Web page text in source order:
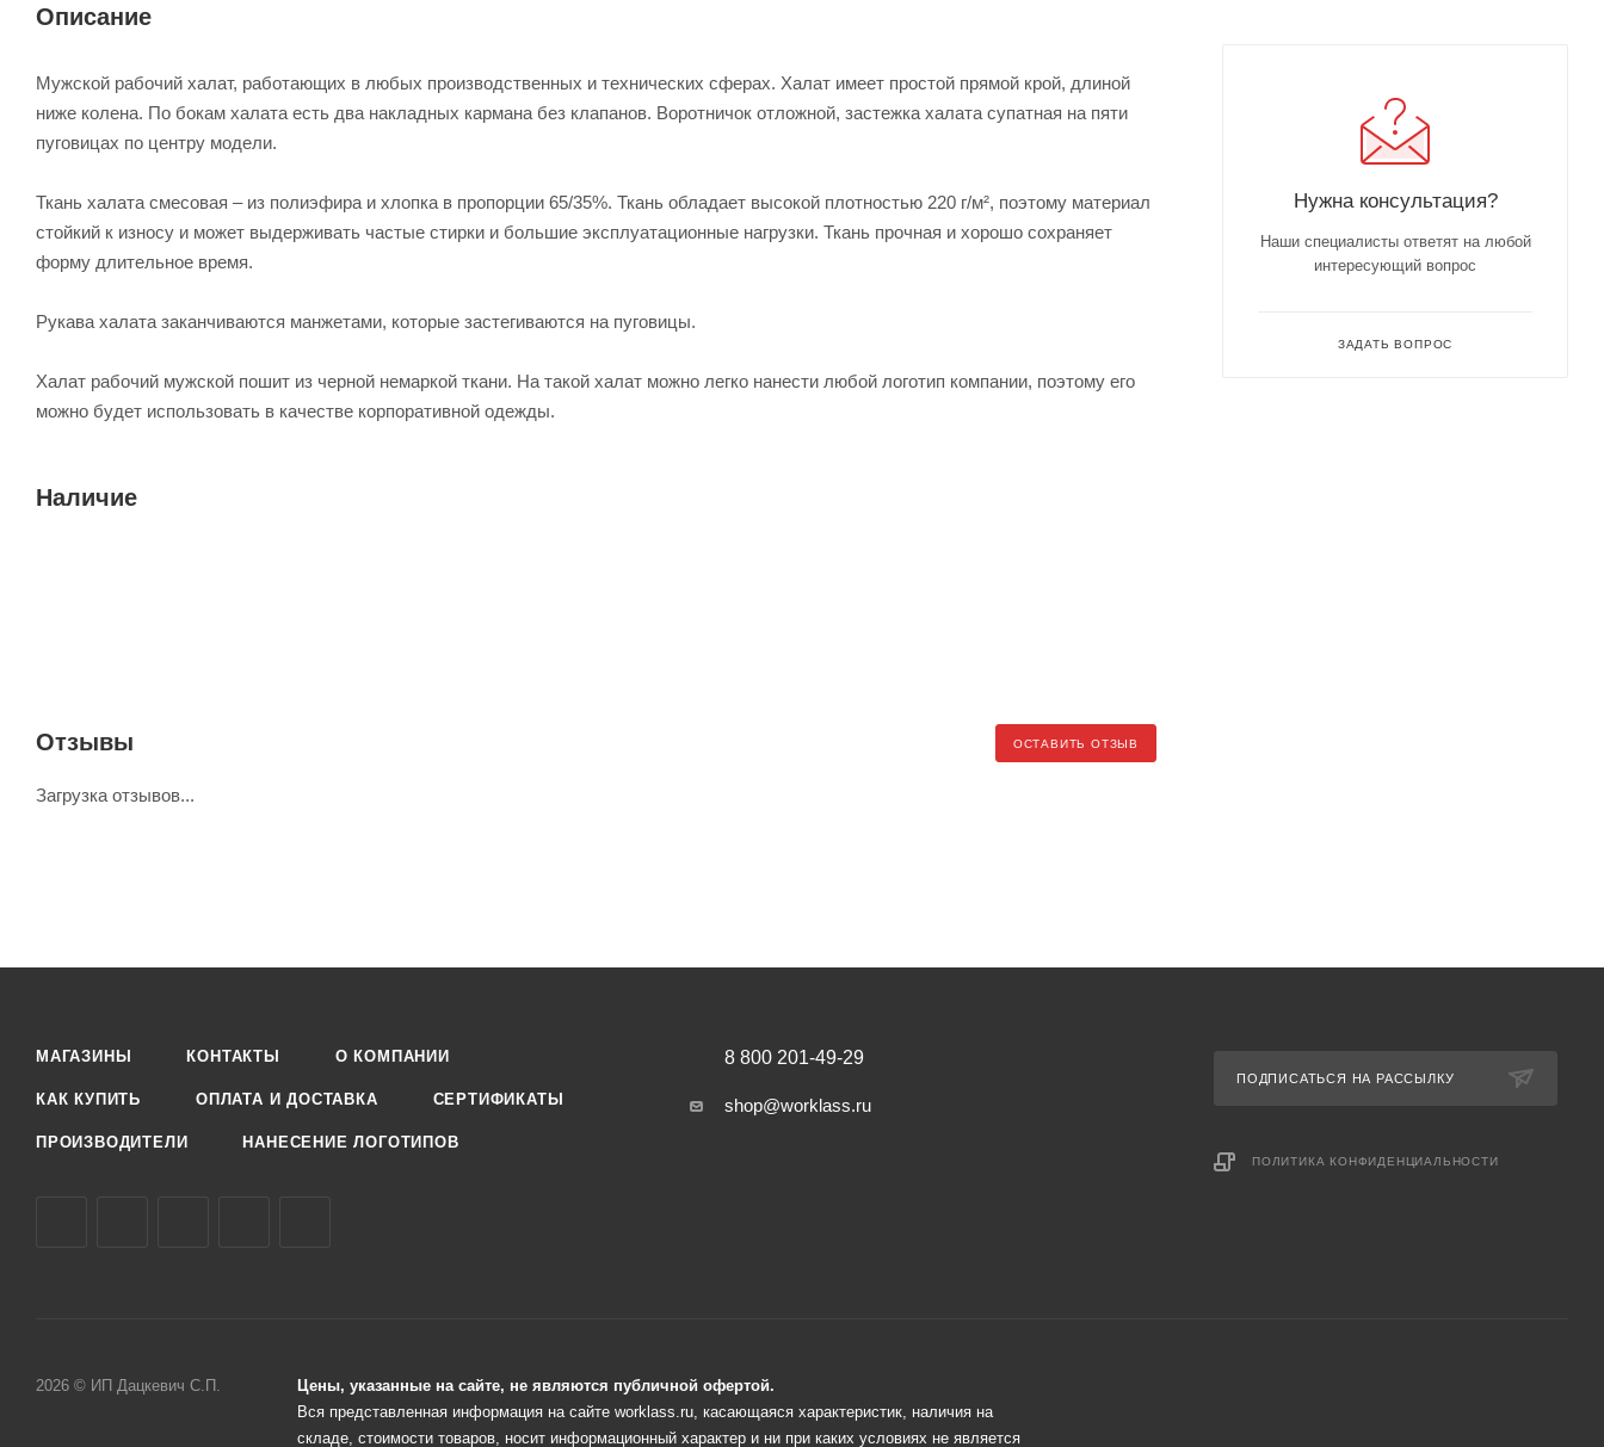
Описание
Мужской рабочий халат, работающих в любых производственных и технических сферах. Халат имеет простой прямой крой, длиной
ниже колена. По бокам халата есть два накладных кармана без клапанов. Воротничок отложной, застежка халата супатная на пяти
пуговицах по центру модели.
Ткань халата смесовая – из полиэфира и хлопка в пропорции 65/35%. Ткань обладает высокой плотностью 220 г/м², поэтому материал
стойкий к износу и может выдерживать частые стирки и большие эксплуатационные нагрузки. Ткань прочная и хорошо сохраняет
форму длительное время.
Рукава халата заканчиваются манжетами, которые застегиваются на пуговицы.
Халат рабочий мужской пошит из черной немаркой ткани. На такой халат можно легко нанести любой логотип компании, поэтому его
можно будет использовать в качестве корпоративной одежды.
Наличие
Отзывы ОСТАВИТЬ ОТЗЫВ
Загрузка отзывов...
Нужна консультация?
Наши специалисты ответят на любой
интересующий вопрос
ЗАДАТЬ ВОПРОС
МАГАЗИНЫ КОНТАКТЫ О КОМПАНИИ
КАК КУПИТЬ ОПЛАТА И ДОСТАВКА СЕРТИФИКАТЫ
ПРОИЗВОДИТЕЛИ НАНЕСЕНИЕ ЛОГОТИПОВ
8 800 201-49-29
shop@worklass.ru
ПОДПИСАТЬСЯ НА РАССЫЛКУ
ПОЛИТИКА КОНФИДЕНЦИАЛЬНОСТИ
2026 © ИП Дацкевич С.П.
Цены, указанные на сайте, не являются публичной офертой.
Вся представленная информация на сайте worklass.ru, касающаяся характеристик, наличия на
складе, стоимости товаров, носит информационный характер и ни при каких условиях не является